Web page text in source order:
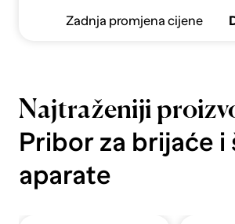
Zadnja promjena cijene
Najtraženiji
Pribor za brijaće i
aparate